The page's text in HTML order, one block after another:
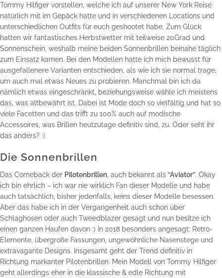
Tommy Hilfiger vorstellen, welche ich auf unserer New York Reise
natürlich mit im Gepäck hatte und in verschiedenen Locations und
unterschiedlichen Outfits für euch geshootet habe. Zum Glück
hatten wir fantastisches Herbstwetter mit teilweise 20Grad und
Sonnenschein, weshalb meine beiden Sonnenbrillen beinahe täglich
zum Einsatz kamen. Bei den Modellen hatte ich mich bewusst für
ausgefallenere Varianten entschieden, als wie ich sie normal trage,
um auch mal etwas Neues zu probieren. Manchmal bin ich da
nämlich etwas eingeschränkt, beziehungsweise wähle ich meistens
das, was altbewährt ist. Dabei ist Mode doch so vielfältig und hat so
viele Facetten und das trifft zu 100% auch auf modische
Accessoires, was Brillen heutzutage definitiv sind, zu. Oder seht ihr
das anders? :)
Die Sonnenbrillen
Das Comeback der Pilotenbrillen , auch bekannt als “Aviator”. Okay
ich bin ehrlich – ich war nie wirklich Fan dieser Modelle und habe
auch tatsächlich, bisher jedenfalls, keins dieser Modelle besessen.
Aber das habe ich in der Vergangenheit auch schon über
Schlaghosen oder auch Tweedblazer gesagt und nun besitze ich
einen ganzen Haufen davon :) In 2018 besonders angesagt: Retro-
Elemente, übergroße Fassungen, ungewöhnliche Nasenstege und
extravagante Designs. Insgesamt geht der Trend definitiv in
Richtung markanter Pilotenbrillen. Mein Modell von Tommy Hilfiger
geht allerdings eher in die klassische & edle Richtung mit